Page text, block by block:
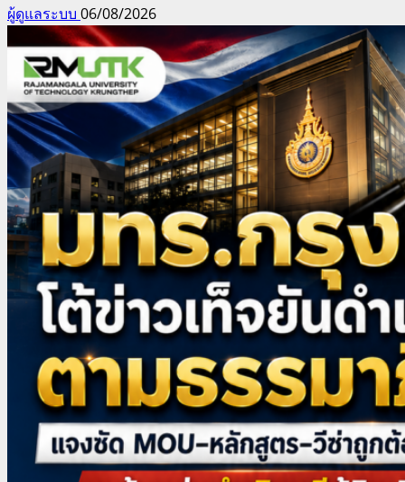
ผู้ดูแลระบบ 06/08/2026